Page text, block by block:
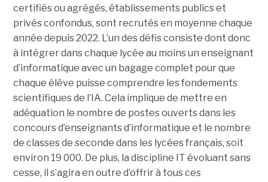
certifiés ou agrégés, établissements publics et
privés confondus, sont recrutés en moyenne chaque
année depuis 2022. L’un des défis consiste dont donc
à intégrer dans chaque lycée au moins un enseignant
d’informatique avec un bagage complet pour que
chaque élève puisse comprendre les fondements
scientifiques de l’IA. Cela implique de mettre en
adéquation le nombre de postes ouverts dans les
concours d’enseignants d’informatique et le nombre
de classes de seconde dans les lycées français, soit
environ 19 000. De plus, la discipline IT évoluant sans
cesse, il s’agira en outre d’offrir à tous ces